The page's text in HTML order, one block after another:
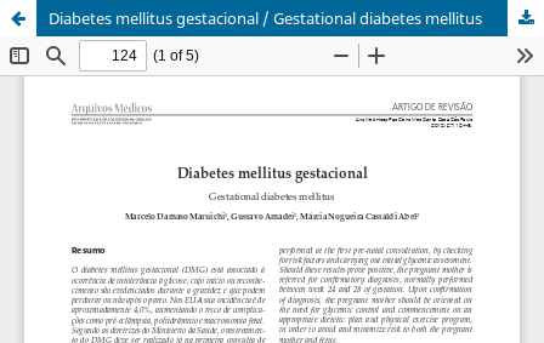
Diabetes mellitus gestacional / Gestational diabetes mellitus